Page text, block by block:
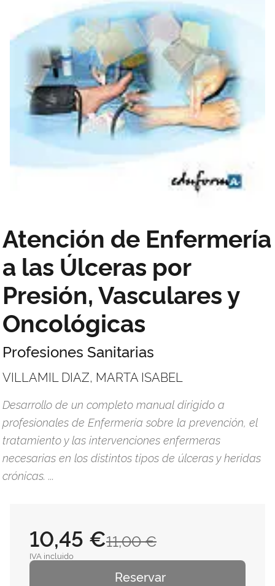
Atención de Enfermería
a las Úlceras por
Presión, Vasculares y
Oncológicas
Profesiones Sanitarias
VILLAMIL DIAZ, MARTA ISABEL
Desarrollo de un completo manual dirigido a
profesionales de Enfermería sobre la prevención, el
tratamiento y las intervenciones enfermeras
necesarias en los distintos tipos de úlceras y heridas
crónicas. ...
11,00 €
10,45 €
IVA incluido
Reservar